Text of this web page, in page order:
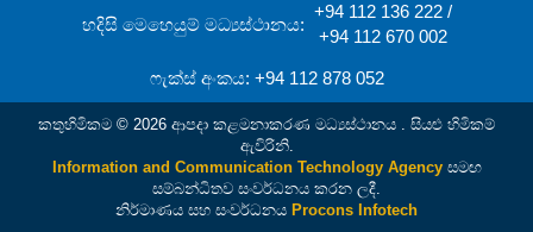
හදිසි මෙහෙයුම් මධ්‍යස්ථානය:
+94 112 136 222 /
+94 112 670 002
ෆැක්ස් අංකය: +94 112 878 052
කතුහිමිකම © 2026 ආපදා කළමනාකරණ මධ්‍යස්ථානය . සියළු හිමිකම්
ඇවිරිනි.
Information and Communication Technology Agencyසමඟ
සම්බන්ධිතව සංවර්ධනය කරන ලදී.
නිර්මාණය සහ සංවර්ධනය Procons Infotech